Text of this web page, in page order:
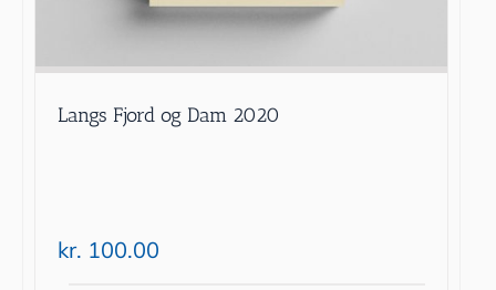
Langs Fjord og Dam 2020
kr. 100.00